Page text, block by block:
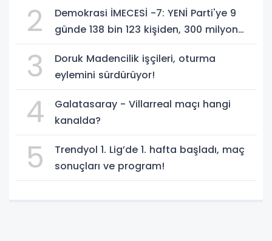
2
Demokrasi İMECESİ -7: YENİ Parti'ye 9
günde 138 bin 123 kişiden, 300 milyon
3
Doruk Madencilik işçileri, oturma
eylemini sürdürüyor!
4
Galatasaray - Villarreal maçı hangi
kanalda?
5
Trendyol 1. Lig’de 1. hafta başladı, maç
sonuçları ve program!